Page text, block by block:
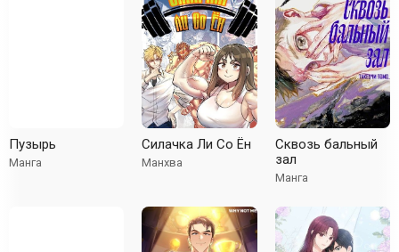
Пузырь
Манга
Силачка Ли Со Ён
Манхва
Сквозь бальный
зал
Манга